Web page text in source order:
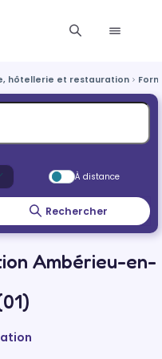
hôtellerie et restauration
À distance
Rechercher
Ambérieu-en-